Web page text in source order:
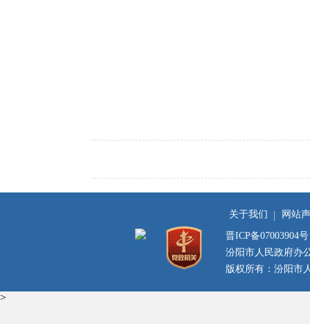
关于我们 网站
晋ICP备07003904号
汾阳市人民政府办
版权所有：汾阳市
>